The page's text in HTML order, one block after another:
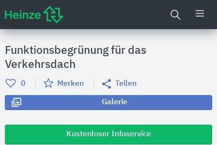
Funktionsbegrünung für das
Verkehrsdach
0 Merken Teilen
Galerie
Kostenloser Infoservice